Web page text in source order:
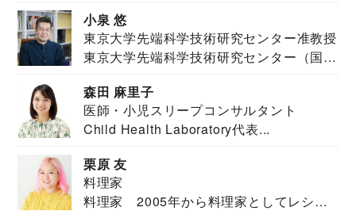
小泉 悠
東京大学先端科学技術研究センター准教授
東京大学先端科学技術研究センター（国際
森田 麻里子
医師・小児スリープコンサルタント
Child Health Laboratory代表...
栗原 友
料理家
料理家 2005年から料理家としてレシピ